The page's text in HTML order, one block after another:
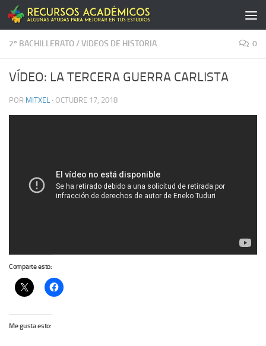
Saltar al contenido
2º BACHILLERATO/VIDEOS DE HISTORIA 0
VÍDEO: LA TERCERA GUERRA CARLISTA
POR MITXEL · OCTUBRE 17, 2018
Comparte esto:
Me gusta esto: